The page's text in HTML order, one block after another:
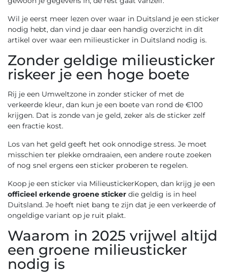
Wil je eerst meer lezen over waar in Duitsland je een sticker
nodig hebt, dan vind je daar een handig overzicht in dit
artikel over waar een milieusticker in Duitsland nodig is.
Zonder geldige milieusticker
riskeer je een hoge boete
Rij je een Umweltzone in zonder sticker of met de
verkeerde kleur, dan kun je een boete van rond de €100
krijgen. Dat is zonde van je geld, zeker als de sticker zelf
een fractie kost.
Los van het geld geeft het ook onnodige stress. Je moet
misschien ter plekke omdraaien, een andere route zoeken
of nog snel ergens een sticker proberen te regelen.
Koop je een sticker via MilieustickerKopen, dan krijg je een
officieel erkende groene sticker die geldig is in heel
Duitsland. Je hoeft niet bang te zijn dat je een verkeerde of
ongeldige variant op je ruit plakt.
Waarom in 2025 vrijwel altijd
een groene milieusticker
nodig is